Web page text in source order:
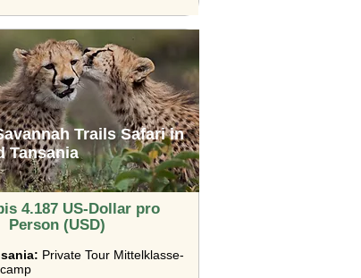
Trails Safari in
Tansania
4.187 US-Dollar pro
Person (USD)
Private Tour Mittelklasse-